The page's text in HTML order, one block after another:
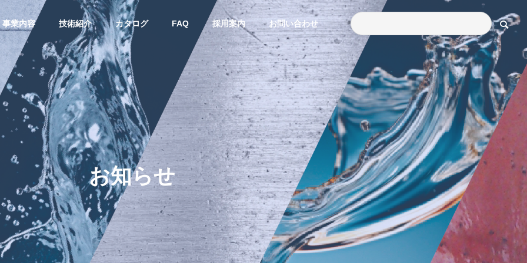
事業内容 技術紹介 カタログ FAQ 採用案内 お問い合わせ
お知らせ